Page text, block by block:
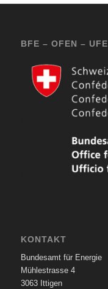
BFE – OFEN – UFE
KONTAKT
Bundesamt für Energie
Mühlestrasse 4
3063 Ittigen